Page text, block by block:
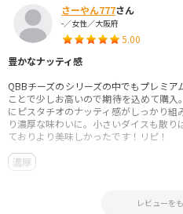
さーやん777さん
-／女性／大阪府
5.00
豊かなナッティ感
QBBチーズのシリーズの中でもプレミア
ことで少しお高いので期待を込めて購入
にピスタチオのナッティ感がしっかり組
り濃厚な味わいに。小さいダイスも散り
ておりより美味しかったです！リピ！
濃厚
レビューを